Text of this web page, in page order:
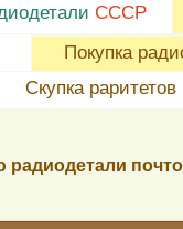
СССР
Покупка
Скупка
радиодетали